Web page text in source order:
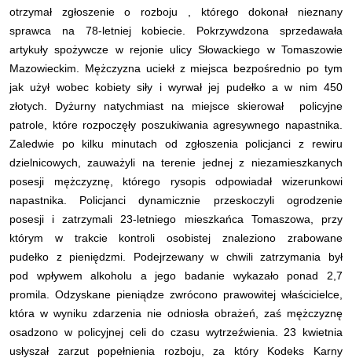
otrzymał zgłoszenie o rozboju , którego dokonał nieznany
sprawca na 78-letniej kobiecie. Pokrzywdzona sprzedawała
artykuły spożywcze w rejonie ulicy Słowackiego w Tomaszowie
Mazowieckim. Mężczyzna uciekł z miejsca bezpośrednio po tym
jak użył wobec kobiety siły i wyrwał jej pudełko a w nim 450
złotych. Dyżurny natychmiast na miejsce skierował policyjne
patrole, które rozpoczęły poszukiwania agresywnego napastnika.
Zaledwie po kilku minutach od zgłoszenia policjanci z rewiru
dzielnicowych, zauważyli na terenie jednej z niezamieszkanych
posesji mężczyznę, którego rysopis odpowiadał wizerunkowi
napastnika. Policjanci dynamicznie przeskoczyli ogrodzenie
posesji i zatrzymali 23-letniego mieszkańca Tomaszowa, przy
którym w trakcie kontroli osobistej znaleziono zrabowane
pudełko z pieniędzmi. Podejrzewany w chwili zatrzymania był
pod wpływem alkoholu a jego badanie wykazało ponad 2,7
promila. Odzyskane pieniądze zwrócono prawowitej właścicielce,
która w wyniku zdarzenia nie odniosła obrażeń, zaś mężczyznę
osadzono w policyjnej celi do czasu wytrzeźwienia. 23 kwietnia
usłyszał zarzut popełnienia rozboju, za który Kodeks Karny